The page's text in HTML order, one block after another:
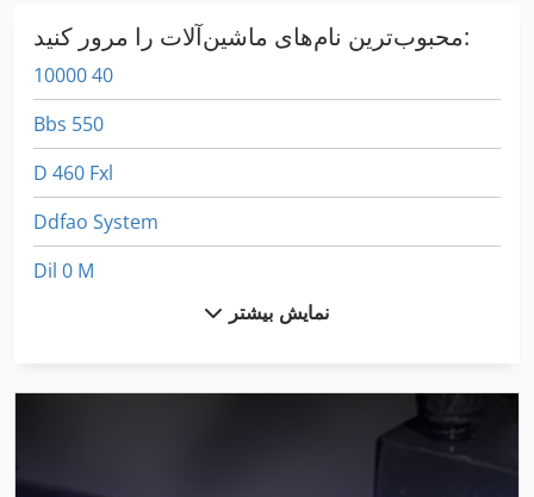
محبوب‌ترین نام‌های ماشین‌آلات را مرور کنید:
10000 40
Bbs 550
D 460 Fxl
Ddfao System
Dil 0 M
نمایش بیشتر